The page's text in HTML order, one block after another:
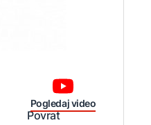
Pogledaj video
Povrat